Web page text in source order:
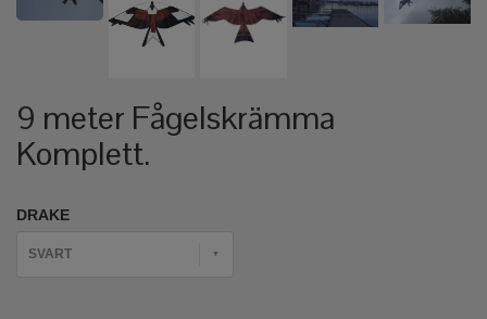
9 meter Fågelskrämma
Komplett.
DRAKE
SVART